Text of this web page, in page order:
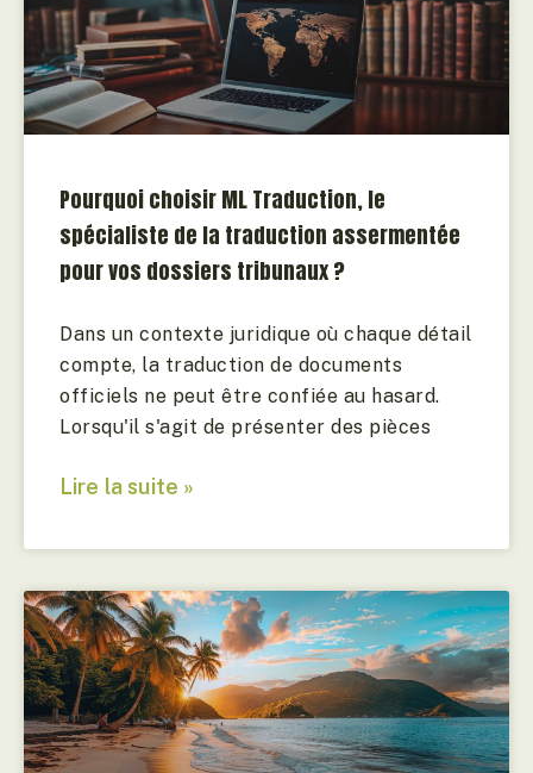
Pourquoi choisir ML Traduction, le
spécialiste de la traduction assermentée
pour vos dossiers tribunaux ?
Dans un contexte juridique où chaque détail
compte, la traduction de documents
officiels ne peut être confiée au hasard.
Lorsqu'il s'agit de présenter des pièces
Lire la suite »